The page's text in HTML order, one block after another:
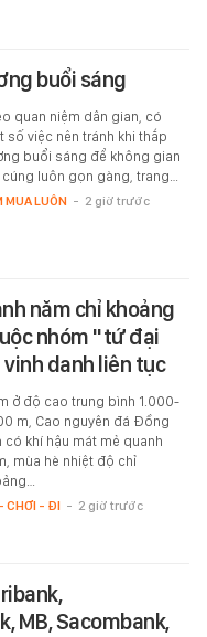
buổi sáng
quan niệm dân gian, có
số việc nên tránh khi thắp
buổi sáng để không gian
cúng luôn gọn gàng, trang…
MUA LUÔN - 2 giờ trước
năm chỉ khoảng
nhóm "tứ đại
danh liên tục
ở độ cao trung bình 1.000-
m, Cao nguyên đá Đồng
có khí hậu mát mẻ quanh
mùa hè nhiệt độ chỉ
CHƠI - ĐI - 2 giờ trước
MB, Sacombank,